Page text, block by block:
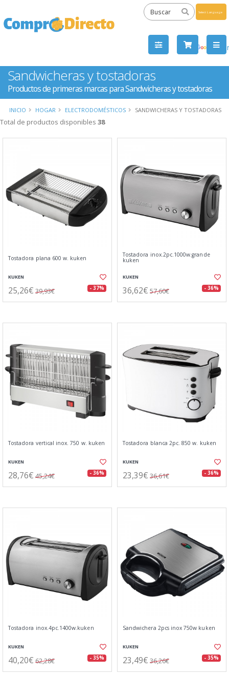
by
Sandwicheras y tostadoras
Productos de primeras marcas para Sandwicheras y tostadoras
INICIO HOGAR ELECTRODOMÉSTICOS SANDWICHERAS Y TOSTADORAS
Total de productos disponibles 38
Tostadora plana 600 w. kuken
KUKEN
25,26€ 39,93€ - 37%
Tostadora inox.2pc.1000w.grande
kuken
KUKEN
36,62€ 57,60€ - 36%
Tostadora vertical inox. 750 w. kuken
KUKEN
28,76€ 45,24€ - 36%
Tostadora blanca 2pc. 850 w. kuken
KUKEN
23,39€ 36,61€ - 36%
Tostadora inox.4pc.1400w.kuken
KUKEN
40,20€ 62,28€ - 35%
Sandwichera 2pcs inox 750w kuken
KUKEN
23,49€ 36,26€ - 35%